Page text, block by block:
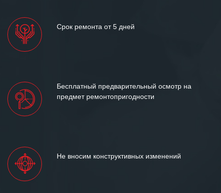
Срок ремонта от 5 дней
Бесплатный предварительный осмотр на
предмет ремонтопригодности
Не вносим конструктивных изменений